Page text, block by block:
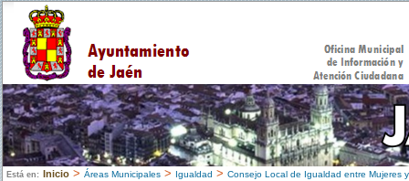
Está en: Inicio > Áreas Municipales > Igualdad > Consejo Local de Igualdad entre Mujeres